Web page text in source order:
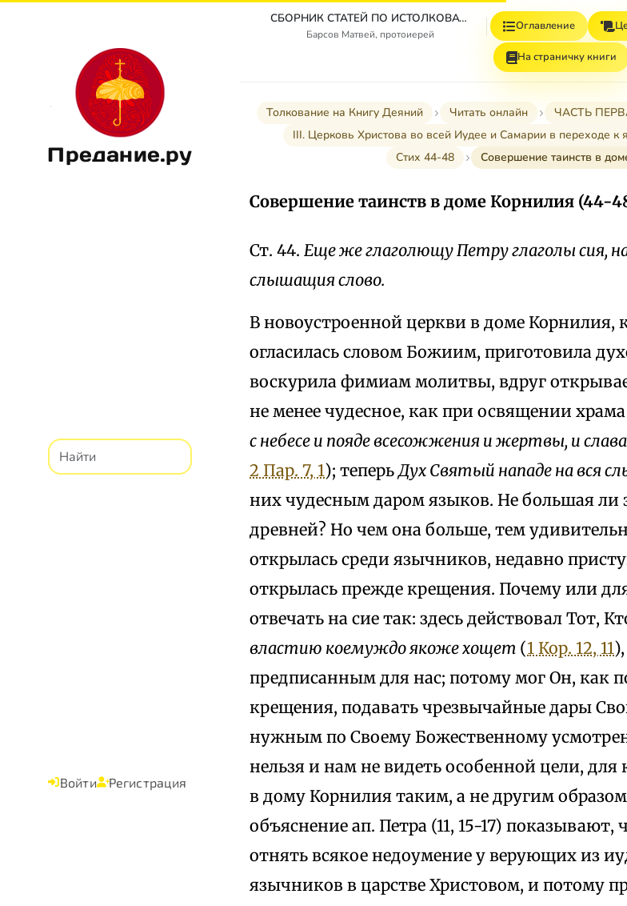
Предание.ру
Войти Регистрация
СБОРНИК СТАТЕЙ ПО ИСТОЛКОВАТЕЛЬНОМУ И НАЗИДАТЕЛЬНОМУ ЧТЕНИЮ ДЕЯНИЙ СВЯТЫХ АПОСТОЛОВ
Барсов Матвей, протоиерей
Оглавление
На страничку книги
Толкование на Книгу Деяний Читать онлайн
ЧАСТЬ
III. Церковь Христова во всей Иудее и Самарии в переходе к
Стих 44-48
Совершение таинств в
Совершение таинств в доме Корнилия (44-
Ст. 44. Еще же глаголющу Петру глаголы сия,
слышащия слово.
В новоустроенной церкви в доме Корнилия,
огласилась словом Божиим, приготовила
воскурила фимиам молитвы, вдруг
не менее чудесное, как при освящении
с небесе и пояде всесожжения и жертвы, и
2 Пар. 7, 1); теперь Дух Святый нападе на вся
них чудесным даром языков. Не большая ли
древней? Но чем она больше, тем
открылась среди язычников, недавно
открылась прежде крещения. Почему или
отвечать на сие так: здесь действовал Тот,
властию коемуждо якоже хощет (1 Кор. 12, 11
предписанным для нас; потому мог Он, как
крещения, подавать чрезвычайные дары
нужным по Своему Божественному
нельзя и нам не видеть особенной цели,
в дому Корнилия таким, а не другим
объяснение ап. Петра (11, 15-17) показывают,
отнять всякое недоумение у верующих из
язычников в царстве Христовом, и потому